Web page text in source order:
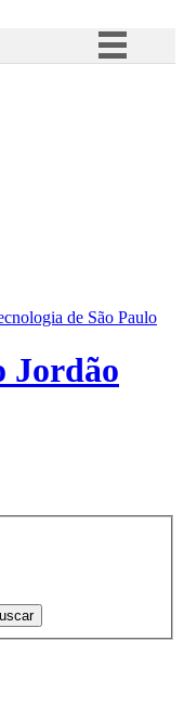
à informação
de São Paulo
Jordão